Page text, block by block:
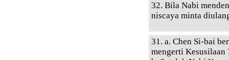
32. Bila Nabi
niscaya minta
31. a. Chen Si-bai
mengerti